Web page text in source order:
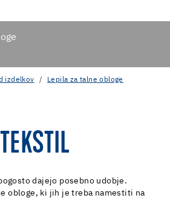
izdelkov
Lepila za talne obloge
dajejo posebno udobje.
obloge, ki jih je treba namestiti na